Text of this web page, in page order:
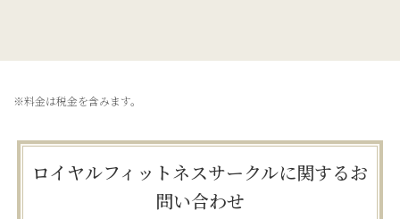
※料金は税金を含みます。
ロイヤルフィットネスサークルに関するお
問い合わせ